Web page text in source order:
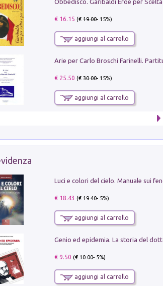
€ 16.15 (€19.00- 15%)
aggiungi al carrello
€ 25.50 (€30.00- 15%)
aggiungi al carrello
€ 18.43 (€19.40- 5%)
aggiungi al carrello
€ 9.50 (€10.00- 5%)
aggiungi al carrello